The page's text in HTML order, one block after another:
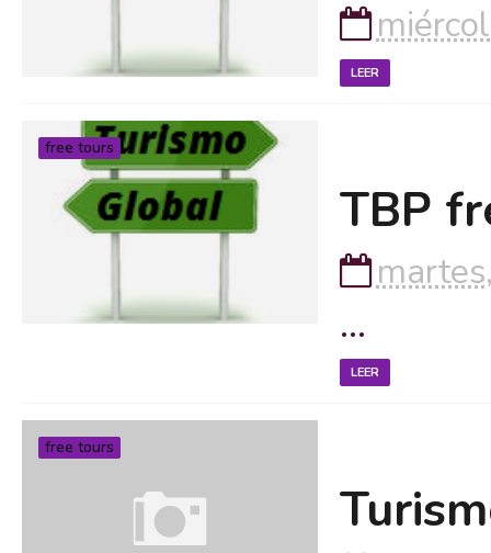
LEER
free tours
TBP
...
LEER
free tours